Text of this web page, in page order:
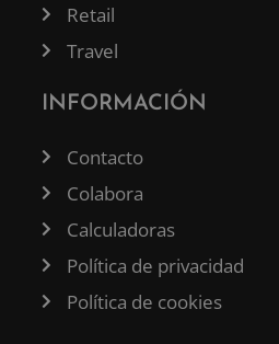
Retail
Travel
INFORMACIÓN
Contacto
Colabora
Calculadoras
Política de privacidad
Política de cookies